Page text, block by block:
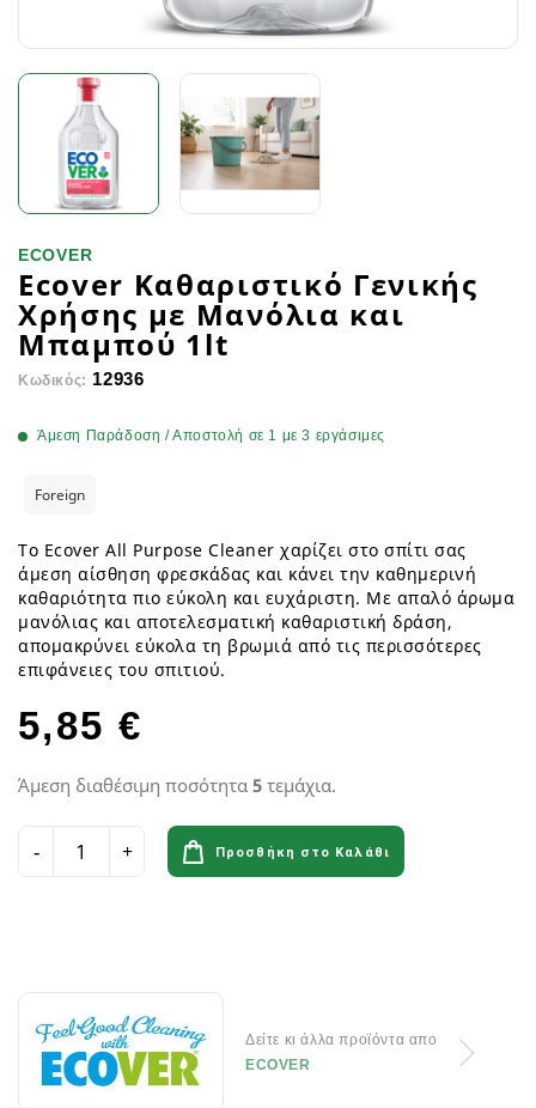
ECOVER
Ecover Καθαριστικό Γενικής
Χρήσης με Μανόλια και
Μπαμπού 1lt
Κωδικός: 12936
Άμεση Παράδοση / Αποστολή σε 1 με 3 εργάσιμες
Foreign
Το Ecover All Purpose Cleaner χαρίζει στο σπίτι σας
άμεση αίσθηση φρεσκάδας και κάνει την καθημερινή
καθαριότητα πιο εύκολη και ευχάριστη. Με απαλό άρωμα
μανόλιας και αποτελεσματική καθαριστική δράση,
απομακρύνει εύκολα τη βρωμιά από τις περισσότερες
επιφάνειες του σπιτιού.
5,85 €
Άμεση διαθέσιμη ποσότητα 5 τεμάχια.
Προσθήκη στο Καλάθι
Δείτε κι άλλα προϊόντα απο
ECOVER